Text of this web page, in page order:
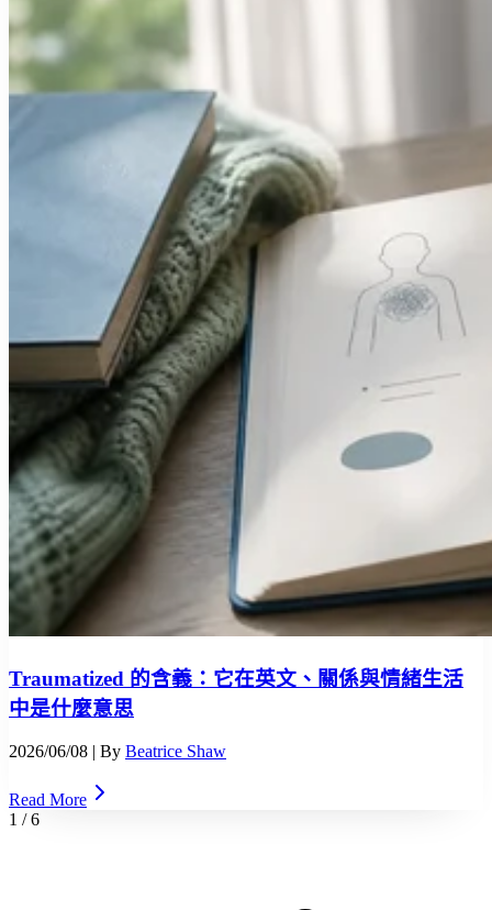
Traumatized 的含義：它在英文、關係與情緒生活
中是什麼意思
2026/06/08 | By Beatrice Shaw
Read More
1 /6